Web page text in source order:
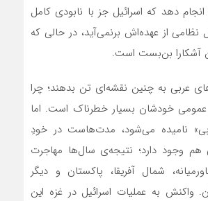
دهد که اسرائیل جز با نابودی کامل
نظامی از عهده‌اش برنمی‌آید، در حالی که
آشکارا بن‌بست است.
عربی به چنین نقشه‌ای تن بدهند؛ چرا
عمومی خودشان بسیار خطرناک است. اما
نامیده می‌شود، مدت‌هاست در خودِ
هم وجود دارد؛ نتیجه‌ی سال‌ها مهاجرت
شمال آفریقا، پاکستان و دیگر
واکنش به عملیات اسرائیل در غزه این